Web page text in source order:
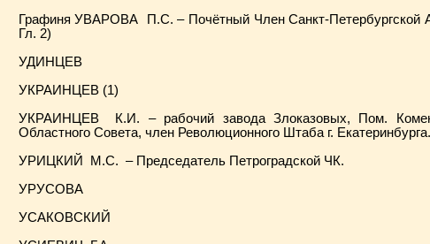
Графиня УВАРОВА П.С. – Почётный Член Санкт-Петербургской
Гл. 2)
УДИНЦЕВ
УКРАИНЦЕВ (1)
УКРАИНЦЕВ К.И. – рабочий завода Злоказовых, Пом.
Областного Совета, член Революционного Штаба г.
УРИЦКИЙ М.С. – Председатель Петроградской ЧК.
УРУСОВА
УСАКОВСКИЙ